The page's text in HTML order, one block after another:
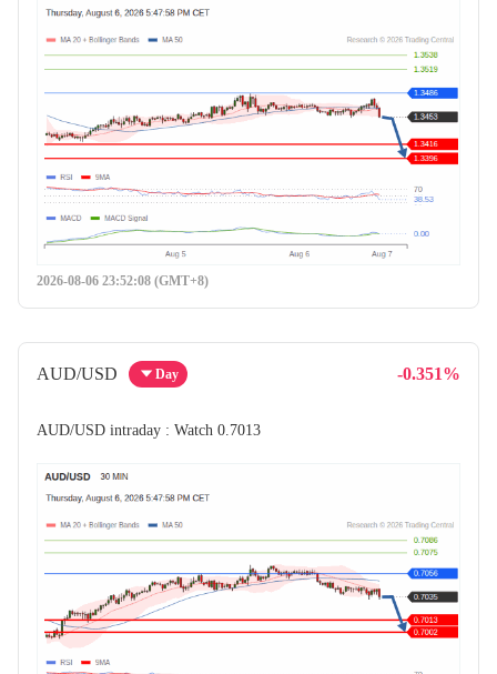
2026-08-06 23:52:08 (GMT+8)
AUD/USD Day -0.351%
AUD/USD intraday : Watch 0.7013